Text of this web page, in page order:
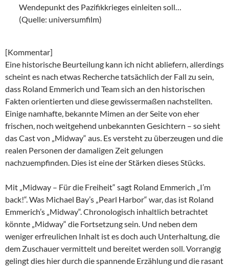
Wendepunkt des Pazifikkrieges einleiten soll…
(Quelle: universumfilm)
[Kommentar]
Eine historische Beurteilung kann ich nicht abliefern, allerdings
scheint es nach etwas Recherche tatsächlich der Fall zu sein,
dass Roland Emmerich und Team sich an den historischen
Fakten orientierten und diese gewissermaßen nachstellten.
Einige namhafte, bekannte Mimen an der Seite von eher
frischen, noch weitgehend unbekannten Gesichtern – so sieht
das Cast von „Midway“ aus. Es versteht zu überzeugen und die
realen Personen der damaligen Zeit gelungen
nachzuempfinden. Dies ist eine der Stärken dieses Stücks.
Mit „Midway – Für die Freiheit“ sagt Roland Emmerich „I’m
back!“. Was Michael Bay’s „Pearl Harbor“ war, das ist Roland
Emmerich’s „Midway“. Chronologisch inhaltlich betrachtet
könnte „Midway“ die Fortsetzung sein. Und neben dem
weniger erfreulichen Inhalt ist es doch auch Unterhaltung, die
dem Zuschauer vermittelt und bereitet werden soll. Vorrangig
gelingt dies hier durch die spannende Erzählung und die rasant